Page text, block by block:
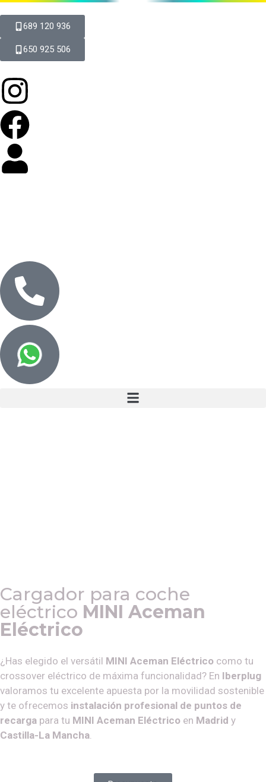
689 120 936
650 925 506
Cargador para coche
eléctrico MINI Aceman
Eléctrico
¿Has elegido el versátil MINI Aceman Eléctrico como tu
crossover eléctrico de máxima funcionalidad? En Iberplug
valoramos tu excelente apuesta por la movilidad sostenible
y te ofrecemos instalación profesional de puntos de
recarga para tu MINI Aceman Eléctrico en Madrid y
Castilla-La Mancha.